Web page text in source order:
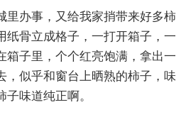
里办事，又给我家捎带来好多柿
纸骨立成格子，一打开箱子，一
箱子里，个个红亮饱满，拿出一
，似乎和窗台上晒熟的柿子，味
味道纯正啊。